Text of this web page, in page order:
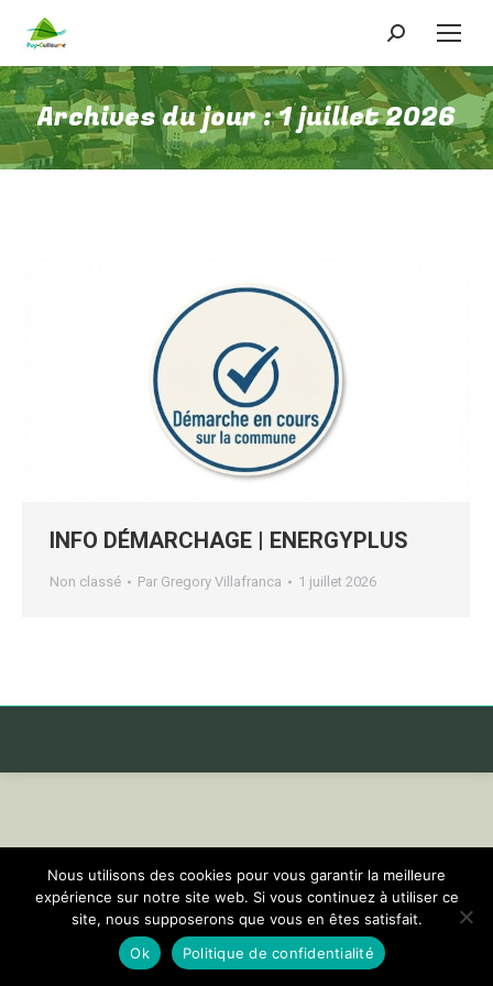
Recherche
:
Archives du jour :1 juillet 2026
INFO DÉMARCHAGE | ENERGYPLUS
Non classé Par Gregory Villafranca 1 juillet 2026
Nous utilisons des cookies pour vous garantir la meilleure
expérience sur notre site web. Si vous continuez à utiliser ce
site, nous supposerons que vous en êtes satisfait.
Ok
Politique de confidentialité